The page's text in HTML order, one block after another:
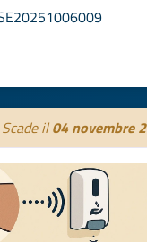
Scade il04 novembre